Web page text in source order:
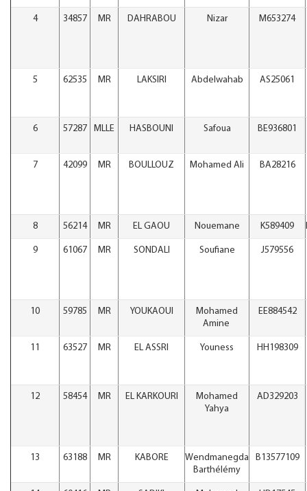
4 34857 MR DAHRABOU Nizar M653274
5 62535 MR LAKSIRI Abdelwahab AS25061
6 57287 MLLE HASBOUNI Safoua BE936801
7 42099 MR BOULLOUZ Mohamed Ali BA28216
8 56214 MR EL GAOU Nouemane K589409
9 61067 MR SONDALI Soufiane J579556
10 59785 MR YOUKAOUI
Mohamed
Amine
EE884542
11 63527 MR EL ASSRI Youness HH198309
12 58454 MR EL KARKOURI
Mohamed
Yahya
AD329203
13 63188 MR KABORE
Wendmanegda
Barthélémy
B13577109